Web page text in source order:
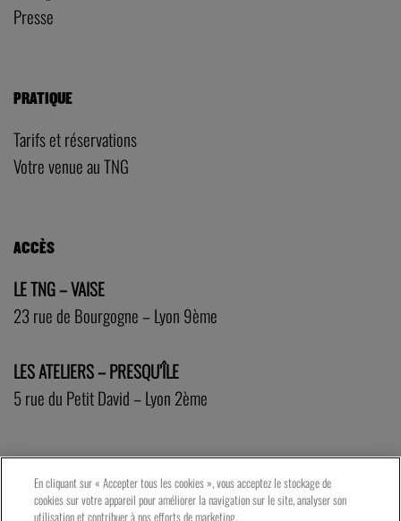
Presse
PRATIQUE
Tarifs et réservations
Votre venue au TNG
ACCÈS
LE TNG – VAISE
23 rue de Bourgogne – Lyon 9ème
LES ATELIERS – PRESQU’ÎLE
5 rue du Petit David – Lyon 2ème
En cliquant sur « Accepter tous les cookies », vous acceptez le stockage de
cookies sur votre appareil pour améliorer la navigation sur le site, analyser son
utilisation et contribuer à nos efforts de marketing.